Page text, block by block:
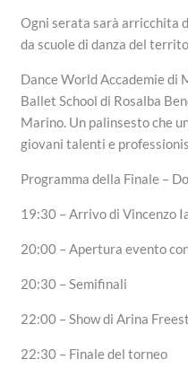
Ogni serata sarà arricchita
da scuole di danza del
Dance World Accademie di
Ballet School di Rosalba
Marino. Un palinsesto che
giovani talenti e
Programma della Finale –
19:30 – Arrivo di Vincenzo
20:00 – Apertura evento
20:30 – Semifinali
22:00 – Show di Arina
22:30 – Finale del torneo